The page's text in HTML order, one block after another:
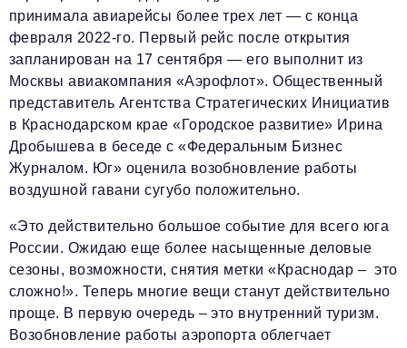
Ритейл
Телеком
Социальная сфера
ЖКХ
Образование
Новости компании
Фоторепортажи
Видео
Телефон редакции:+7 495 727-01-67
принимала авиарейсы более трех лет — с конца
февраля 2022-го. Первый рейс после открытия
запланирован на 17 сентября — его выполнит из
Москвы авиакомпания «Аэрофлот». Общественный
представитель Агентства Стратегических Инициатив
в Краснодарском крае «Городское развитие» Ирина
Дробышева в беседе с «Федеральным Бизнес
Журналом. Юг» оценила возобновление работы
воздушной гавани сугубо положительно.
«Это действительно большое событие для всего юга
России. Ожидаю еще более насыщенные деловые
сезоны, возможности, снятия метки «Краснодар – это
сложно!». Теперь многие вещи станут действительно
проще. В первую очередь – это внутренний туризм.
Возобновление работы аэропорта облегчает